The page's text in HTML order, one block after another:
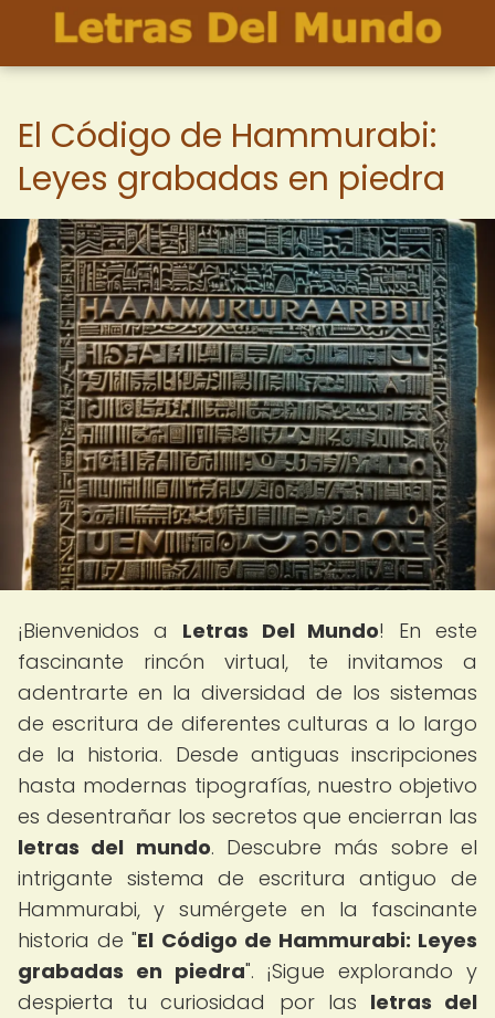
El Código de Hammurabi:
Leyes grabadas en piedra
¡Bienvenidos a Letras Del Mundo! En este
fascinante rincón virtual, te invitamos a
adentrarte en la diversidad de los sistemas
de escritura de diferentes culturas a lo largo
de la historia. Desde antiguas inscripciones
hasta modernas tipografías, nuestro objetivo
es desentrañar los secretos que encierran las
letras del mundo. Descubre más sobre el
intrigante sistema de escritura antiguo de
Hammurabi, y sumérgete en la fascinante
historia de "El Código de Hammurabi: Leyes
grabadas en piedra". ¡Sigue explorando y
despierta tu curiosidad por las letras del